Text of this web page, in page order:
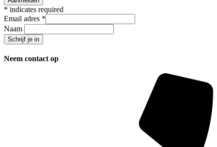
* indicates required
Email adres *
Naam
Neem contact op